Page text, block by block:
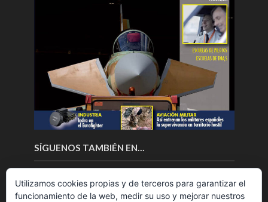
SÍGUENOS TAMBIÉN EN…
Utilizamos cookies propias y de terceros para garantizar el
funcionamiento de la web, medir su uso y mejorar nuestros